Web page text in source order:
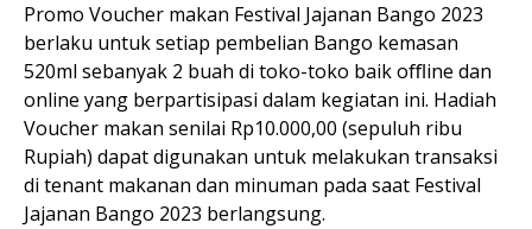
Resep Sayuran
Semua Resep
Promo Voucher makan Festival Jajanan Bango 2023
berlaku untuk setiap pembelian Bango kemasan
520ml sebanyak 2 buah di toko-toko baik oﬄine dan
online yang berpartisipasi dalam kegiatan ini. Hadiah
Voucher makan senilai Rp10.000,00 (sepuluh ribu
Rupiah) dapat digunakan untuk melakukan transaksi
di tenant makanan dan minuman pada saat Festival
Jajanan Bango 2023 berlangsung.